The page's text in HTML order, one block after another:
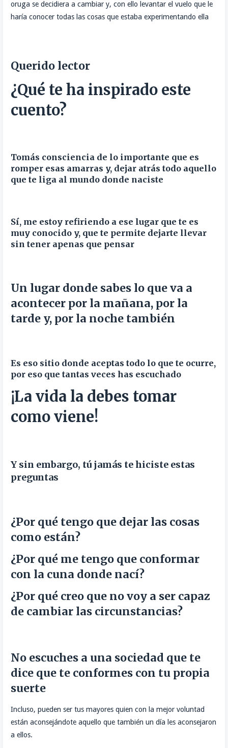
oruga se decidiera a cambiar y, con ello levantar el vuelo que le
haría conocer todas las cosas que estaba experimentando ella
Querido lector
¿Qué te ha inspirado este
cuento?
Tomás consciencia de lo importante que es
romper esas amarras y, dejar atrás todo aquello
que te liga al mundo donde naciste
Sí, me estoy refiriendo a ese lugar que te es
muy conocido y, que te permite dejarte llevar
sin tener apenas que pensar
Un lugar donde sabes lo que va a
acontecer por la mañana, por la
tarde y, por la noche también
Es eso sitio donde aceptas todo lo que te ocurre,
por eso que tantas veces has escuchado
¡La vida la debes tomar
como viene!
Y sin embargo, tú jamás te hiciste estas
preguntas
¿Por qué tengo que dejar las cosas
como están?
¿Por qué me tengo que conformar
con la cuna donde nací?
¿Por qué creo que no voy a ser capaz
de cambiar las circunstancias?
No escuches a una sociedad que te
dice que te conformes con tu propia
suerte
Incluso, pueden ser tus mayores quien con la mejor voluntad
están aconsejándote aquello que también un día les aconsejaron
a ellos.